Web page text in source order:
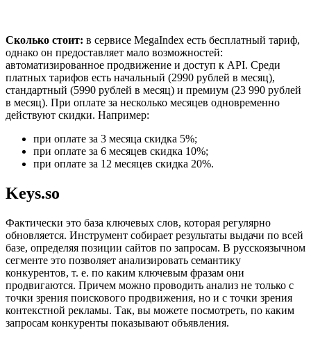
Сколько стоит: в сервисе MegaIndex есть бесплатный тариф,
однако он предоставляет мало возможностей:
автоматизированное продвижение и доступ к API. Среди
платных тарифов есть начальный (2990 рублей в месяц),
стандартный (5990 рублей в месяц) и премиум (23 990 рублей
в месяц). При оплате за несколько месяцев одновременно
действуют скидки. Например:
при оплате за 3 месяца скидка 5%;
при оплате за 6 месяцев скидка 10%;
при оплате за 12 месяцев скидка 20%.
Keys.so
Фактически это база ключевых слов, которая регулярно
обновляется. Инструмент собирает результаты выдачи по всей
базе, определяя позиции сайтов по запросам. В русскоязычном
сегменте это позволяет анализировать семантику
конкурентов, т. е. по каким ключевым фразам они
продвигаются. Причем можно проводить анализ не только с
точки зрения поискового продвижения, но и с точки зрения
контекстной рекламы. Так, вы можете посмотреть, по каким
запросам конкуренты показывают объявления.